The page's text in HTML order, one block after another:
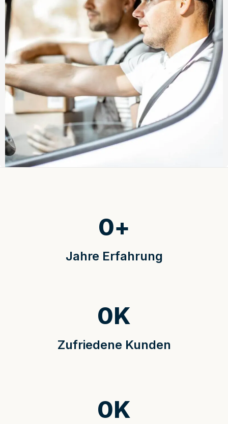
Jahre Erfahrung
0+
Zufriedene Kunden
0K
0K